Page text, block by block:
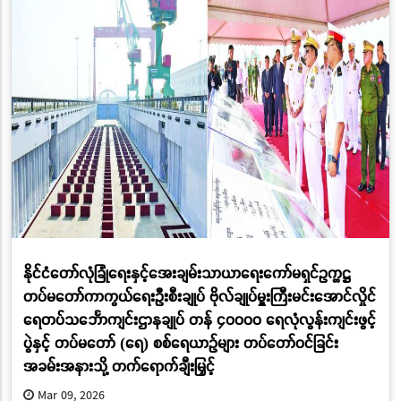
နိုင်ငံတော်လုံခြုံရေးနှင့်အေးချမ်းသာယာရေးကော်မရှင်ဥက္ကဋ္ဌ
တပ်မတော်ကာကွယ်ရေးဦးစီးချုပ် ဗိုလ်ချုပ်မှူးကြီးမင်းအောင်လှိုင်
ရေတပ်သင်္ဘောကျင်းဌာနချုပ် တန် ၄၀၀၀၀ ရေလုံလွန်းကျင်းဖွင့်
ပွဲနှင့် တပ်မတော် (ရေ) စစ်ရေယာဉ်များ တပ်တော်ဝင်ခြင်း
အခမ်းအနားသို့ တက်ရောက်ချီးမြှင့်
Mar 09, 2026